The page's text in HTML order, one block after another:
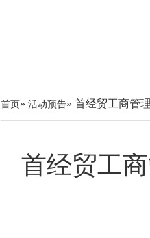
首页» 活动预告» 首经贸工商管
首经贸工